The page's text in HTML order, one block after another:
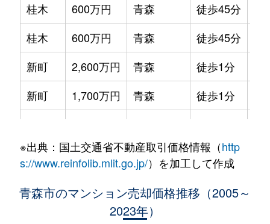
桂木
600万円 青森 徒歩45分
桂木
600万円 青森 徒歩45分
新町
2,600万円 青森 徒歩1分
新町
1,700万円 青森 徒歩1分
堤町
1,100万円 青森 徒歩45分
650万円 青森
※出典：国土交通省不動産取引価格情報（http
s://www.reinfolib.mlit.go.jp/）を加工して作成
青森市のマンション売却価格推移（2005～
2023年）